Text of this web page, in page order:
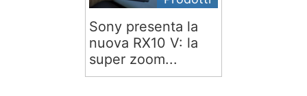
Sony presenta la
nuova RX10 V: la
super zoom...